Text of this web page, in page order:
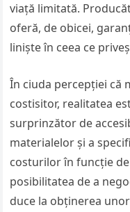
viață limitată.
oferă, de obicei,
liniște în ceea ce
În ciuda percepției că
costisitor, realitatea
surprinzător de
materialelor și a
costurilor în funcție
posibilitatea de a
duce la obținerea